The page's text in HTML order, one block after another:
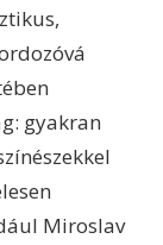
gyakran
Miroslav